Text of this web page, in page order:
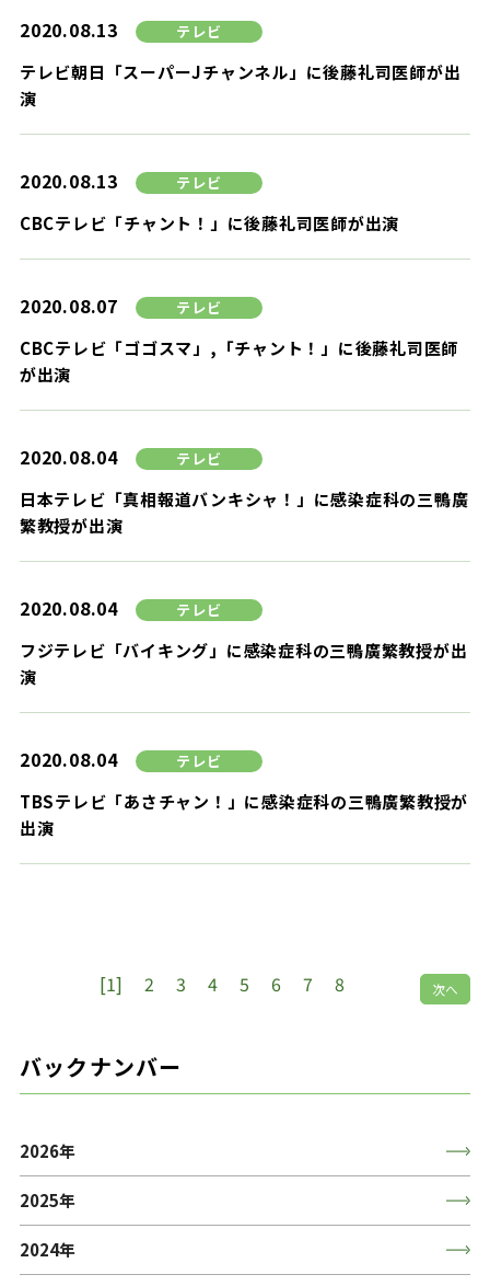
2020.08.13 テレビ
テレビ朝日「スーパーJチャンネル」に後藤礼司医師が出
演
2020.08.13 テレビ
CBCテレビ「チャント！」に後藤礼司医師が出演
2020.08.07 テレビ
CBCテレビ「ゴゴスマ」,「チャント！」に後藤礼司医師
が出演
2020.08.04 テレビ
日本テレビ「真相報道バンキシャ！」に感染症科の三鴨廣
繁教授が出演
2020.08.04 テレビ
フジテレビ「バイキング」に感染症科の三鴨廣繁教授が出
演
2020.08.04 テレビ
TBSテレビ「あさチャン！」に感染症科の三鴨廣繁教授が
出演
[1] 2 3 4 5 6 7 8 次へ
バックナンバー
2026年
2025年
2024年